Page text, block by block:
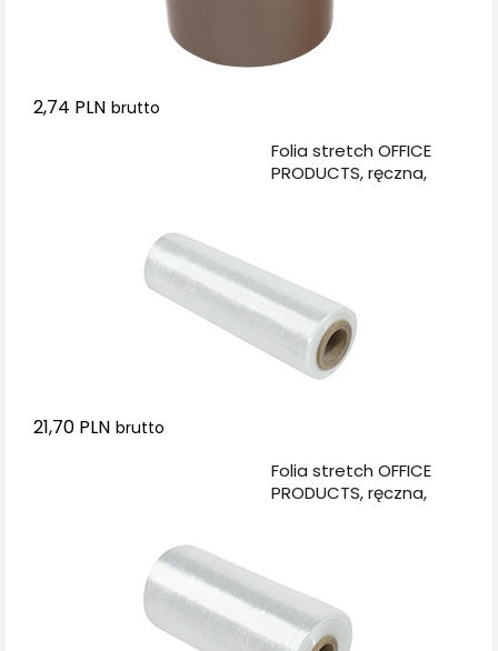
2,74 PLN brutto
Folia stretch OFFICE
PRODUCTS, ręczna,
21,70 PLN brutto
Folia stretch OFFICE
PRODUCTS, ręczna,